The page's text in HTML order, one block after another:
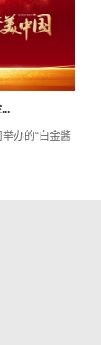
办的“白金酱